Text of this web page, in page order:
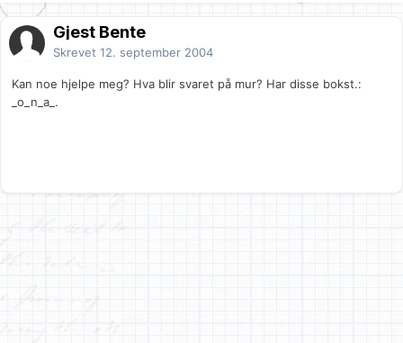
Gjest Bente
Skrevet 12. september 2004
Kan noe hjelpe meg? Hva blir svaret på mur? Har disse bokst.:
_o_n_a_.